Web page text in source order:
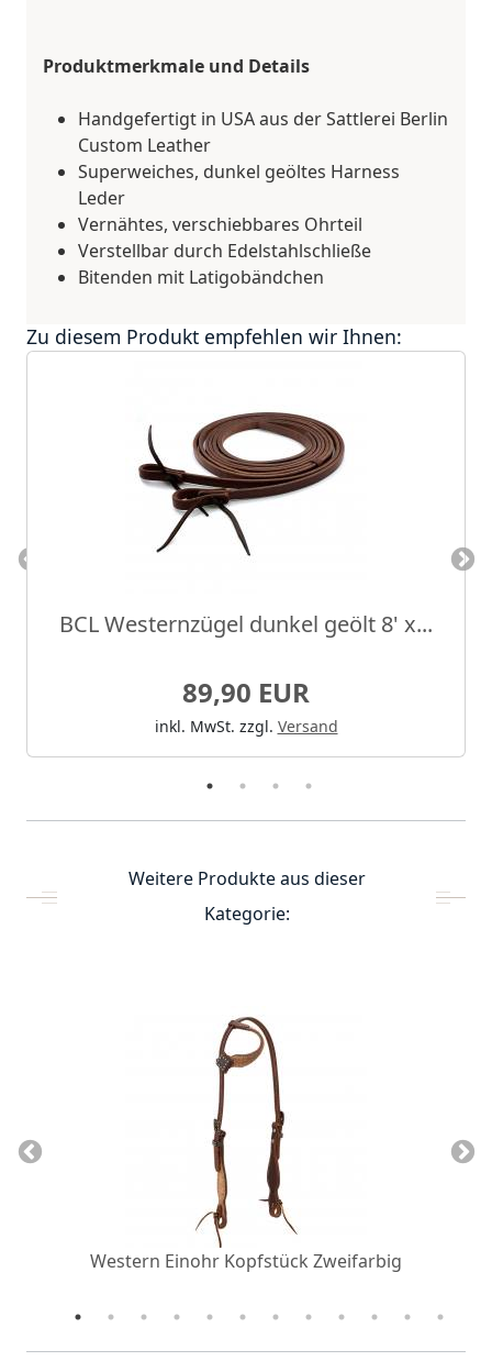
Produktmerkmale und Details
Handgefertigt in USA aus der Sattlerei Berlin
Custom Leather
Superweiches, dunkel geöltes Harness
Leder
Vernähtes, verschiebbares Ohrteil
Verstellbar durch Edelstahlschließe
Bitenden mit Latigobändchen
Zu diesem Produkt empfehlen wir Ihnen:
BCL Westernzügel dunkel geölt 8' x...
89,90 EUR
inkl. MwSt. zzgl. Versand
Weitere Produkte aus dieser
Kategorie:
Western Einohr Kopfstück Zweifarbig